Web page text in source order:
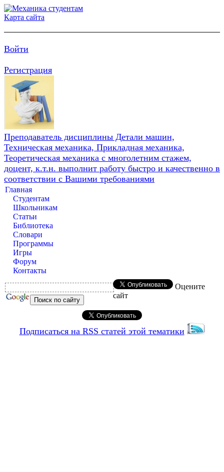
Карта сайта
Войти
Регистрация
Преподаватель дисциплины Детали машин,
Техническая механика, Прикладная механика,
Теоретическая механика с многолетним стажем,
доцент, к.т.н. выполнит работу быстро и качественно в
соответствии с Вашими требованиями
Главная
Студентам
Школьникам
Статьи
Библиотека
Словари
Программы
Игры
Форум
Контакты
Оцените
сайт
Подписаться на RSS статей этой тематики